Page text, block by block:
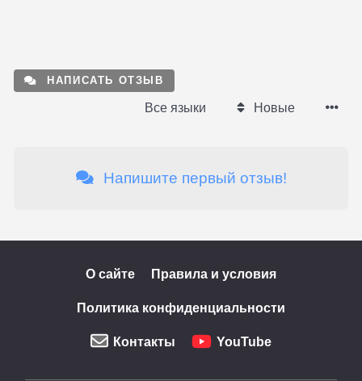
НАПИСАТЬ ОТЗЫВ
Все языки Новые
Напишите первый отзыв!
О сайте Правила и условия
Политика конфиденциальности
Контакты YouTube